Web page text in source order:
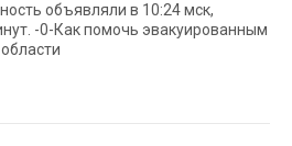
объявляли в 10:24 мск,
-0-Как помочь эвакуированным